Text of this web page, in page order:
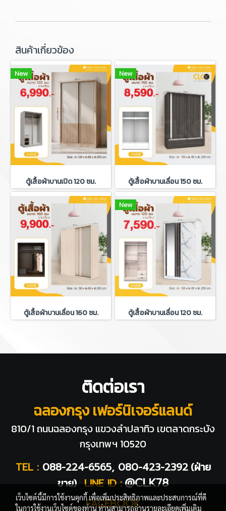
สินค้าเกี่ยวข้อง
New
ตู้เสื้อผ้าบานเปิด 120 ซม.
New
ตู้เสื้อผ้าบานเลื่อน 150 ซม.
ตู้เสื้อผ้าบานเลื่อน 160 ซม.
New
ตู้เสื้อผ้าบานเลื่อน 120 ซม.
ติดต่อเรา
ฉลองกรุง เฟอร์นิเจอร์แลนด์
810/1 ถนนฉลองกรุง แขวงลำปลาทิว เขตลาดกระบัง
กรุงเทพฯ 10520
TEL : 088-224-6565, 080-423-2392 (ฝ่าย
ขาย) LINE ID : @CLK78
FACEBOOK
เว็บไซต์นี้มีการใช้งานคุกกี้ เพื่อเพิ่มประสิทธิภาพและประสบการณ์ที่ดี
ในการใช้งานเว็บไซต์ของท่าน ท่านสามารถอ่านรายละเอียดเพิ่มเติม